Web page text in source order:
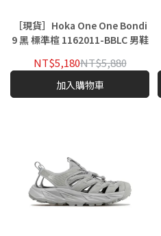
［現貨］Hoka One One Bondi
9 黑 標準楦 1162011-BBLC 男鞋
NT$5,180NT$5,880
加入購物車